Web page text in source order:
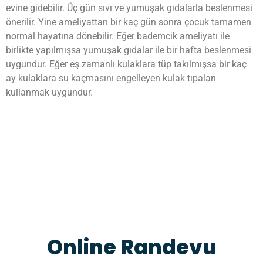
evine gidebilir. Üç gün sıvı ve yumuşak gıdalarla beslenmesi
önerilir. Yine ameliyattan bir kaç gün sonra çocuk tamamen
normal hayatına dönebilir. Eğer bademcik ameliyatı ile
birlikte yapılmışsa yumuşak gıdalar ile bir hafta beslenmesi
uygundur. Eğer eş zamanlı kulaklara tüp takılmışsa bir kaç
ay kulaklara su kaçmasını engelleyen kulak tıpaları
kullanmak uygundur.
Online Randevu